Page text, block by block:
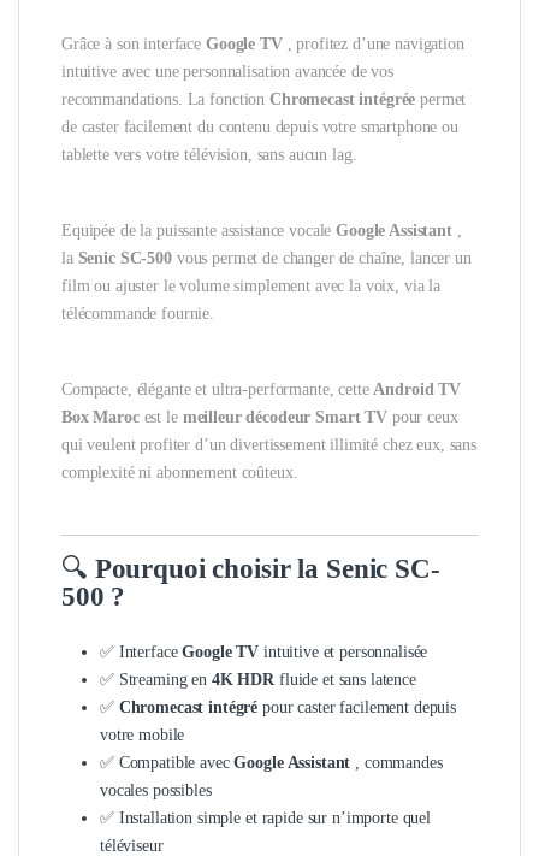
Grâce à son interface Google TV
, profitez d’une navigation
intuitive avec une personnalisation avancée de vos
recommandations. La fonction Chromecast intégréepermet
de caster facilement du contenu depuis votre smartphone ou
tablette vers votre télévision, sans aucun lag.
Equipée de la puissante assistance vocaleGoogle Assistant
la Senic SC-500 vous permet de changer de chaîne, lancer un
film ou ajuster le volume simplement avec la voix, via la
télécommande fournie.
Compacte, élégante et ultra-performante, cette Android TV
Box Maroc est le meilleur décodeur Smart TV pour ceux
qui veulent profiter d’un divertissement illimité chez eux, sans
complexité ni abonnement coûteux.
🔍 Pourquoi choisir la Senic SC-
500 ?
✅ InterfaceGoogle TV intuitive et personnalisée
✅ Streaming en 4K HDR fluide et sans latence
✅ Chromecast intégrépour caster facilement depuis
votre mobile
✅ Compatible avecGoogle Assistant
, commandes
vocales possibles
✅ Installation simple et rapide sur n’importe quel
téléviseur